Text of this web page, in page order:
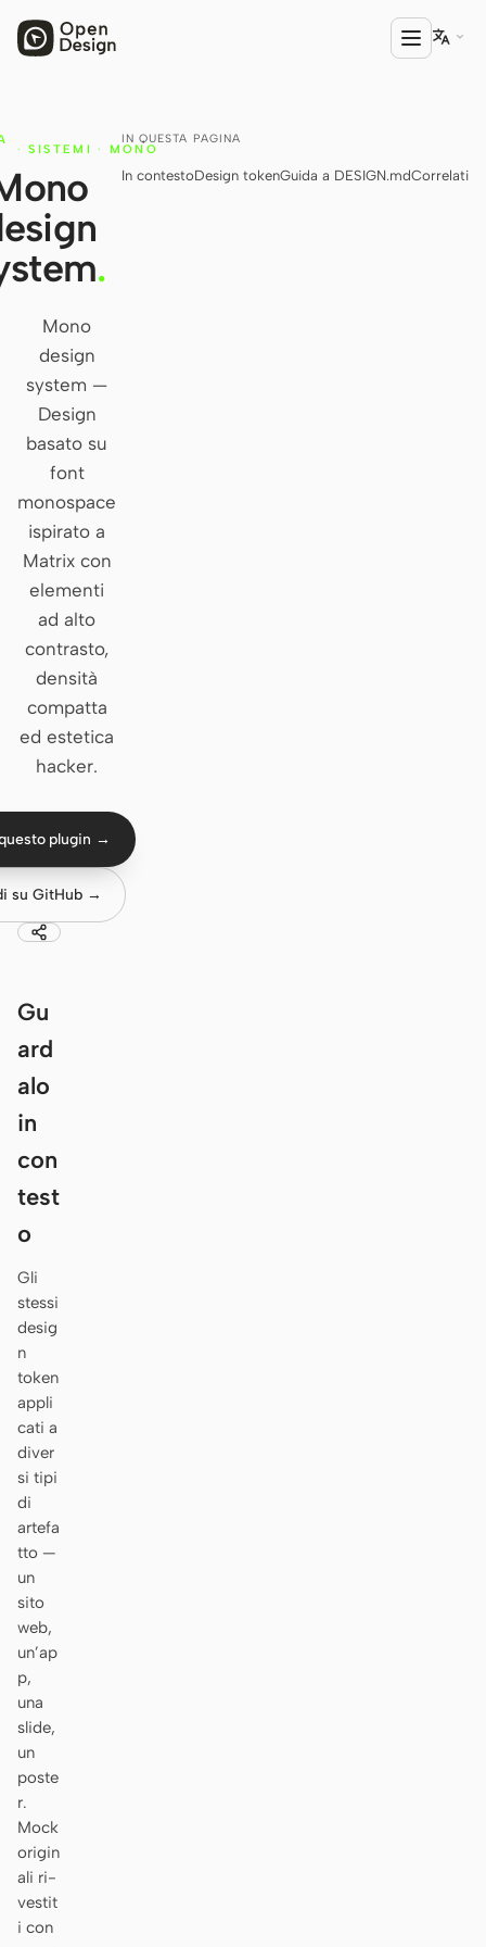
PRODOTTO
Open Design
HTML Anything
HTML Video
Codex Slides
Open Design Plugin
Codex
Cursor Agent
Claude Code
OpenCode
Gemini CLI
GitHub Copilot CLI
Qwen Code
Grok Build
DeepSeek TUI
Trae CLI
Aider
Pi
Kiro CLI
Mistral Vibe CLI
Prototipo
Slide
Solo builder
Generatore di wireframe
AI

IN QUESTA PAGINA
In contestoDesign tokenGuida a DESIGN.mdCorrelati
· SISTEMI · MONO
.
Mono
design
system —
Design
basato su
font
monospace
ispirato a
Matrix con
elementi
ad alto
contrasto,
densità
compatta
ed estetica
hacker.
plugin →
su GitHub →
Gu
ard
alo
in
con
test
o
Gli
stessi
desig
n
token
appli
cati a
diver
si tipi
di
artefa
tto —
un
sito
web,
un’ap
p,
una
slide,
un
poste
r.
Mock
origin
ali ri-
vestit
i con